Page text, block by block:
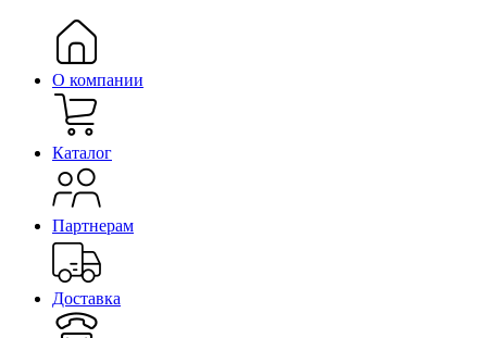
О компании
Каталог
Партнерам
Доставка